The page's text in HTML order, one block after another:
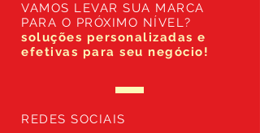
VAMOS LEVAR SUA MARCA
PARA O PRÓXIMO NÍVEL?
soluções personalizadas e
efetivas para seu negócio!
REDES SOCIAIS